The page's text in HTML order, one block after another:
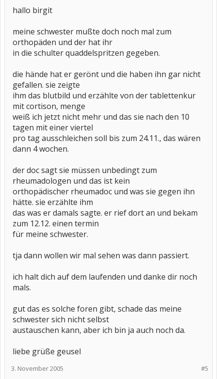
hallo birgit
meine schwester mußte doch noch mal zum
orthopäden und der hat ihr
in die schulter quaddelspritzen gegeben.
die hände hat er gerönt und die haben ihn gar nicht
gefallen. sie zeigte
ihm das blutbild und erzählte von der tablettenkur
mit cortison, menge
weiß ich jetzt nicht mehr und das sie nach den 10
tagen mit einer viertel
pro tag ausschleichen soll bis zum 24.11., das wären
dann 4 wochen.
der doc sagt sie müssen unbedingt zum
rheumadologen und das ist kein
orthopädischer rheumadoc und was sie gegen ihn
hätte. sie erzählte ihm
das was er damals sagte. er rief dort an und bekam
zum 12.12. einen termin
für meine schwester.
tja dann wollen wir mal sehen was dann passiert.
ich halt dich auf dem laufenden und danke dir noch
mals.
gut das es solche foren gibt, schade das meine
schwester sich nicht selbst
austauschen kann, aber ich bin ja auch noch da.
liebe grüße geusel
#5
3. November 2005